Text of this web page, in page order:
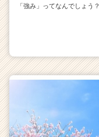
「強み」ってなんでしょう？